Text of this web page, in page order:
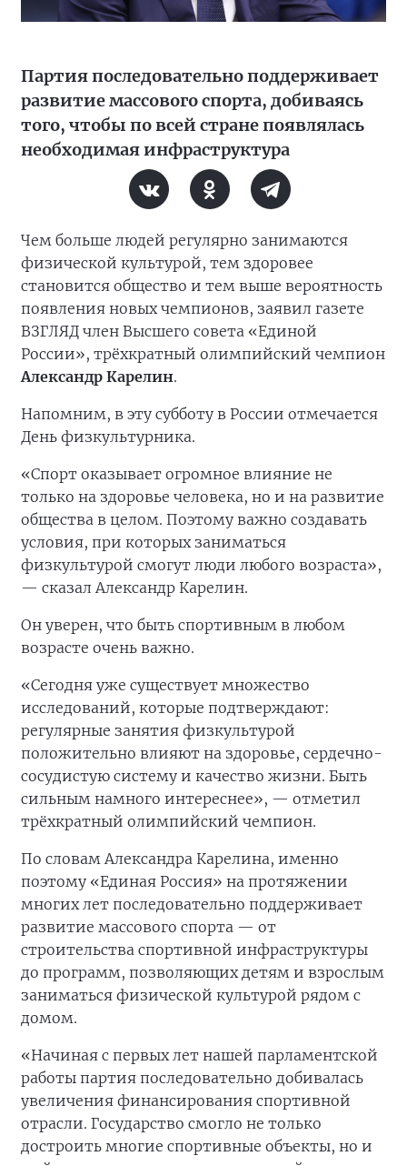
Партия последовательно поддерживает
развитие массового спорта, добиваясь
того, чтобы по всей стране появлялась
необходимая инфраструктура
Чем больше людей регулярно занимаются
физической культурой, тем здоровее
становится общество и тем выше вероятность
появления новых чемпионов, заявил газете
ВЗГЛЯД член Высшего совета «Единой
России», трёхкратный олимпийский чемпион
Александр Карелин.
Напомним, в эту субботу в России отмечается
День физкультурника.
«Спорт оказывает огромное влияние не
только на здоровье человека, но и на развитие
общества в целом. Поэтому важно создавать
условия, при которых заниматься
физкультурой смогут люди любого возраста»,
— сказал Александр Карелин.
Он уверен, что быть спортивным в любом
возрасте очень важно.
«Сегодня уже существует множество
исследований, которые подтверждают:
регулярные занятия физкультурой
положительно влияют на здоровье, сердечно-
сосудистую систему и качество жизни. Быть
сильным намного интереснее», — отметил
трёхкратный олимпийский чемпион.
По словам Александра Карелина, именно
поэтому «Единая Россия» на протяжении
многих лет последовательно поддерживает
развитие массового спорта — от
строительства спортивной инфраструктуры
до программ, позволяющих детям и взрослым
заниматься физической культурой рядом с
домом.
«Начиная с первых лет нашей парламентской
работы партия последовательно добивалась
увеличения финансирования спортивной
отрасли. Государство смогло не только
достроить многие спортивные объекты, но и